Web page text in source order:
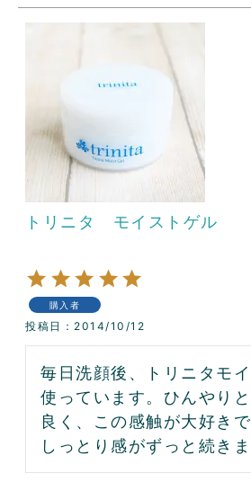
トリニタ モイストゲル
購入者
投稿日 2014/10/12
毎日洗顔後、トリニタモ
使っています。ひんやり
良く、この感触が大好き
しっとり感がずっと続きま